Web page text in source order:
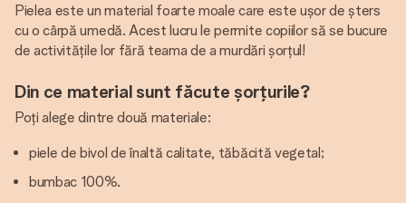
Pielea este un material foarte moale care este ușor de șters
cu o cârpă umedă. Acest lucru le permite copiilor să se bucure
de activitățile lor fără teama de a murdări șorțul!
Din ce material sunt făcute șorțurile?
Poți alege dintre două materiale:
piele de bivol de înaltă calitate, tăbăcită vegetal;
bumbac 100%.